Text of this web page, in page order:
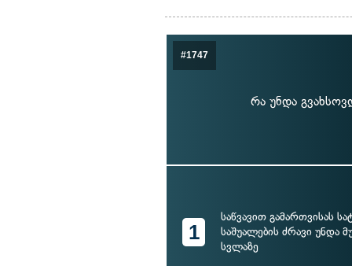
#1747
რა უნდა
1
საწვავით გამართვისას
საშუალების ძრავი უნდა
სვლაზე